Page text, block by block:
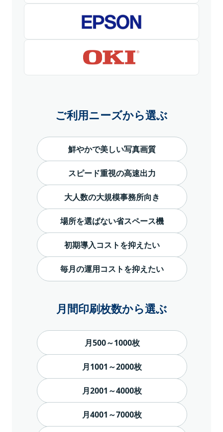
ご利用ニーズから選ぶ
鮮やかで美しい写真画質
スピード重視の高速出力
大人数の大規模事務所向き
場所を選ばない省スペース機
初期導入コストを抑えたい
毎月の運用コストを抑えたい
月間印刷枚数から選ぶ
月500～1000枚
月1001～2000枚
月2001～4000枚
月4001～7000枚